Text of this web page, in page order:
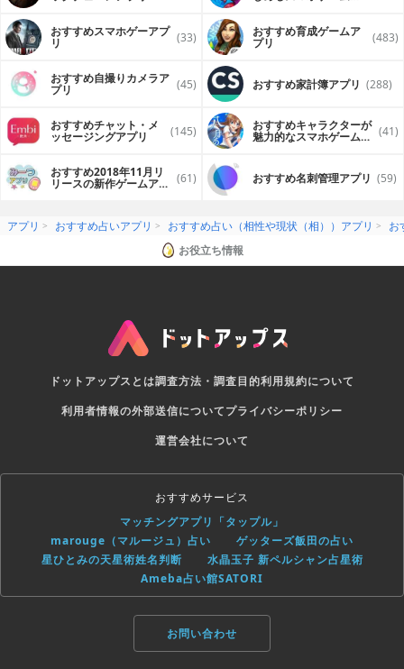
おすすめスマホゲーアプ
リ (33) おすすめ育成ゲームア
プリ (483)
おすすめ自撮りカメラア
プリ (45) おすすめ家計簿アプリ (288)
おすすめチャット・メ
ッセージングアプリ (145) おすすめキャラクターが
魅力的なスマホゲームア (41)
おすすめ2018年11月リ
リースの新作ゲームアプ (61) おすすめ名刺管理アプリ (59)
アプリ おすすめ占いアプリ おすすめ占い（相性や現状（相））アプリ
お
お役立ち情報
ドットアップスとは調査方法・調査目的利用規約について
利用者情報の外部送信についてプライバシーポリシー
運営会社について
おすすめサービス
マッチングアプリ「タップル」
marouge（マルージュ）占い
ゲッターズ飯田の占い
星ひとみの天星術姓名判断
水晶玉子 新ペルシャン占星術
Ameba占い館SATORI
お問い合わせ